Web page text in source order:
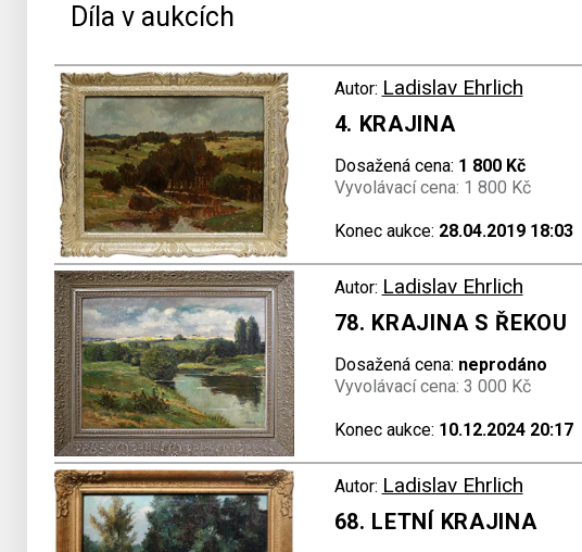
Díla v aukcích
Autor: Ladislav Ehrlich
4. KRAJINA
Dosažená cena: 1 800 Kč
Vyvolávací cena: 1 800 Kč
Konec aukce: 28.04.2019 18:03
Autor: Ladislav Ehrlich
78. KRAJINA S ŘEKOU
Dosažená cena: neprodáno
Vyvolávací cena: 3 000 Kč
Konec aukce: 10.12.2024 20:17
Autor: Ladislav Ehrlich
68. LETNÍ KRAJINA